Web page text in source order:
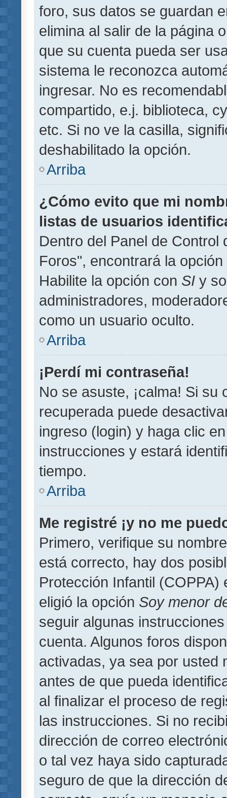
foro, sus datos se guardan
elimina al salir de la página
que su cuenta pueda ser
sistema le reconozca
ingresar. No es
compartido, e.j. biblioteca,
etc. Si no ve la casilla,
deshabilitado la opción.
Arriba
¿Cómo evito que mi
listas de usuarios
Dentro del Panel de
Foros", encontrará la opción
Habilite la opción con SI y
administradores,
como un usuario oculto.
Arriba
¡Perdí mi contraseña!
No se asuste, ¡calma! Si su
recuperada puede
ingreso (login) y haga clic
instrucciones y estará
tiempo.
Arriba
Me registré ¡y no me
Primero, verifique su
está correcto, hay dos
Protección Infantil
eligió la opción Soy menor
seguir algunas
cuenta. Algunos foros
activadas, ya sea por usted
antes de que pueda
al finalizar el proceso de
las instrucciones. Si no
dirección de correo
o tal vez haya sido
seguro de que la dirección